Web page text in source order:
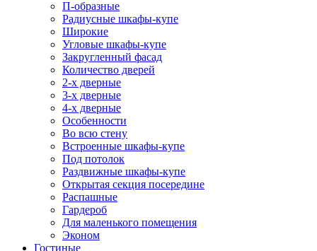
П-образные
Радиусные шкафы-купе
Широкие
Угловые шкафы-купе
Закругленный фасад
Количество дверей
2-х дверные
3-х дверные
4-х дверные
Особенности
Во всю стену
Встроенные шкафы-купе
Под потолок
Раздвижные шкафы-купе
Открытая секция посередине
Распашные
Гардероб
Для маленького помещения
Эконом
Гостиные